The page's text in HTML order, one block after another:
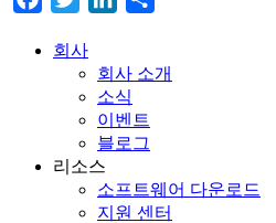
회사
회사 소개
소식
이벤트
블로그
리소스
소프트웨어 다운로드
지원 센터